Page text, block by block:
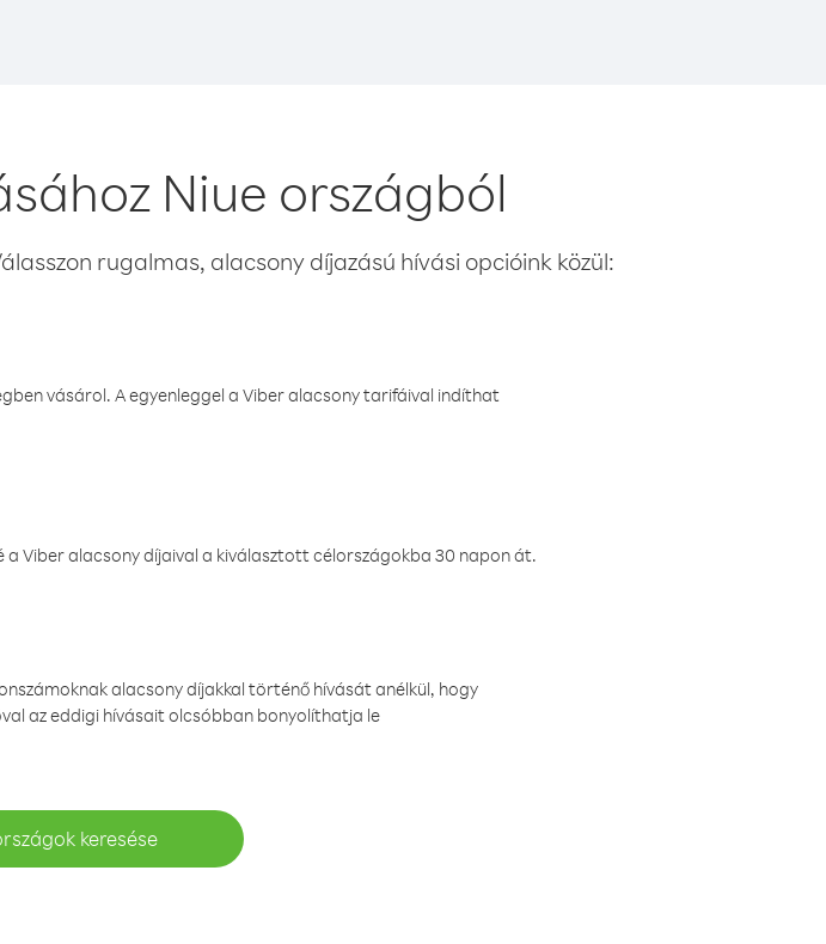
Niue országból
rugalmas, alacsony díjazású hívási opcióink közül:
vásárol. A egyenleggel a Viber alacsony tarifáival indíthat
Viber alacsony díjaival a kiválasztott célországokba 30 napon át.
alacsony díjakkal történő hívását anélkül, hogy
az eddigi hívásait olcsóbban bonyolíthatja le
keresése